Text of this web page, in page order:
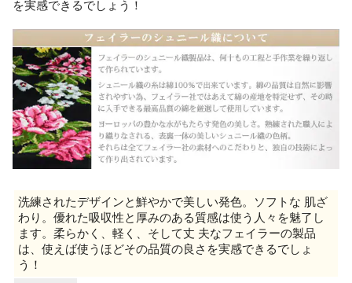
を実感できるでしょう！
洗練されたデザインと鮮やかで美しい発色。ソフトな 肌ざ
わり。優れた吸収性と厚みのある質感は使う人々を魅了し
ます。柔らかく、軽く、そして丈 夫なフェイラーの製品
は、使えば使うほどその品質の良さを実感できるでしょ
う！